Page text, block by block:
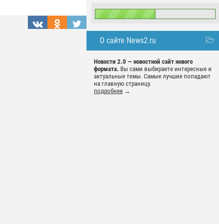
О сайте News2.ru
Новости 2.0 — новостной сайт нового
формата. Вы сами выбираете интересные и
актуальные темы. Самые лучшие попадают
на главную страницу.
подробнее →